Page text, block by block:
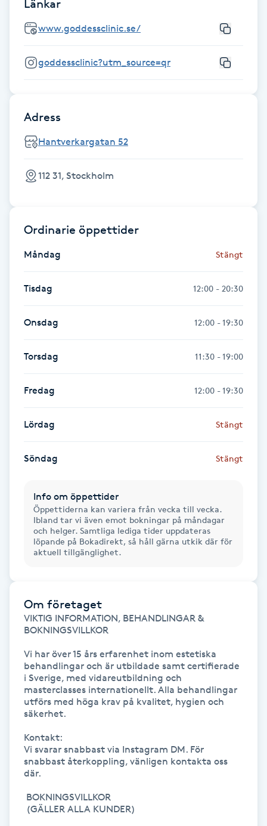
Fransk manikyr
Fransrengöring
Frekvensterapi
Friskvård
Friskvårdsmassage
Frisör
Funktionsanalys
Gel naglar
Gelenaglar
Gellack
Gellack med förstärkning
Gravidmassage
Gravidyoga
Gruppträning
Gua Sha-massage
H
Hatha Yoga
Healing
Herrklippning
HIFU
Hollywood Peel
Hot Stone Massage
Länkar
www.goddessclinic.se/
goddessclinic?utm_source=qr
Adress
Hantverkargatan 52
112 31, Stockholm
Ordinarie öppettider
Måndag Stängt
Tisdag 12:00 - 20:30
Onsdag 12:00 - 19:30
Torsdag 11:30 - 19:00
Fredag 12:00 - 19:30
Lördag Stängt
Söndag Stängt
Info om öppettider
Öppettiderna kan variera från vecka till vecka.
Ibland tar vi även emot bokningar på måndagar
och helger. Samtliga lediga tider uppdateras
löpande på Bokadirekt, så håll gärna utkik där för
aktuell tillgänglighet.
Om företaget
VIKTIG INFORMATION, BEHANDLINGAR &
BOKNINGSVILLKOR
Vi har över 15 års erfarenhet inom estetiska
behandlingar och är utbildade samt certifierade
i Sverige, med vidareutbildning och
masterclasses internationellt. Alla behandlingar
utförs med höga krav på kvalitet, hygien och
säkerhet.
Kontakt:
Vi svarar snabbast via Instagram DM. För
snabbast återkoppling, vänligen kontakta oss
där.